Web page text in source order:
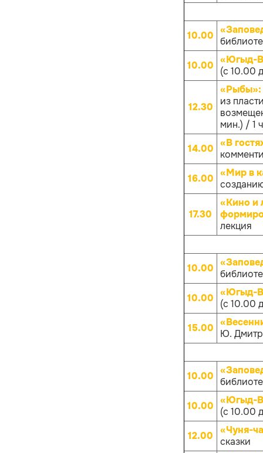
10.00
10.00 «Югыд-
(с 10.00
12.30
«Рыбы»:
из
мин.) / 1
14.00 «В
16.00 «Мир в
17.30
«Кино и
лекция
10.00
10.00 «Югыд-
(с 10.00
15.00
Ю.
10.00
10.00 «Югыд-
(с 10.00
12.00
«Чуня-
сказки